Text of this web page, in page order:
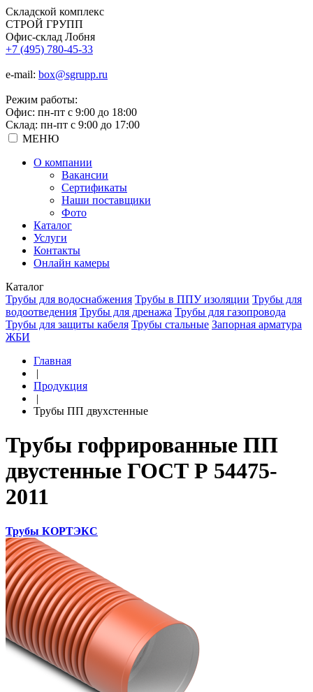
Складской комплекс
СТРОЙ ГРУПП
Офис-склад Лобня
+7 (495) 780-45-33
e-mail: box@sgrupp.ru
Режим работы:
Офис: пн-пт с 9:00 до 18:00
Склад: пн-пт с 9:00 до 17:00
МЕНЮ
О компании
Вакансии
Сертификаты
Наши поставщики
Фото
Каталог
Услуги
Контакты
Онлайн камеры
Каталог
Трубы для водоснабжения Трубы в ППУ изоляции Трубы для
водоотведения Трубы для дренажа Трубы для газопровода
Трубы для защиты кабеля Трубы стальные Запорная арматура
ЖБИ
Главная
|
Продукция
|
Трубы ПП двухстенные
Трубы гофрированные ПП
двустенные ГОСТ Р 54475-
2011
Трубы КОРТЭКС